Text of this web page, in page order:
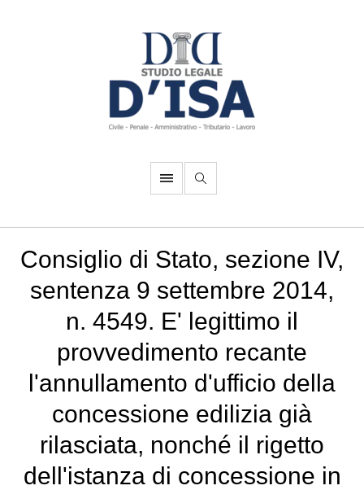
Consiglio di Stato, sezione IV,
sentenza 9 settembre 2014,
n. 4549. E' legittimo il
provvedimento recante
l'annullamento d'ufficio della
concessione edilizia già
rilasciata, nonché il rigetto
dell'istanza di concessione in